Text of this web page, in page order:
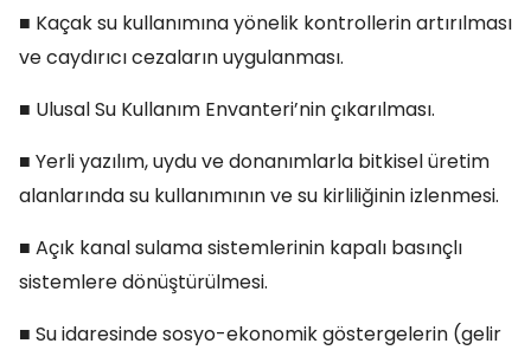
■ Kaçak su kullanımına yönelik kontrollerin artırılması
ve caydırıcı cezaların uygulanması.
■ Ulusal Su Kullanım Envanteri’nin çıkarılması.
■ Yerli yazılım, uydu ve donanımlarla bitkisel üretim
alanlarında su kullanımının ve su kirliliğinin izlenmesi.
■ Açık kanal sulama sistemlerinin kapalı basınçlı
sistemlere dönüştürülmesi.
■ Su idaresinde sosyo-ekonomik göstergelerin (gelir